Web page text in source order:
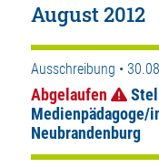
August 2012
Ausschreibung •
Abgelaufen
Medienpädagoge/
Neubrandenburg